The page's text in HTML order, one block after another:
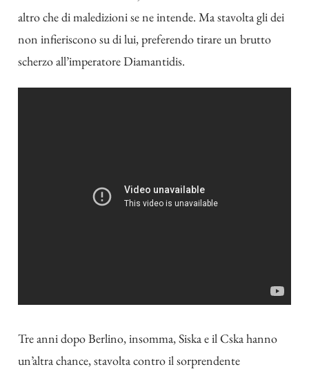
altro che di maledizioni se ne intende. Ma stavolta gli dei
non infieriscono su di lui, preferendo tirare un brutto
scherzo all’imperatore Diamantidis.
Tre anni dopo Berlino, insomma, Siska e il Cska hanno
un’altra chance, stavolta contro il sorprendente